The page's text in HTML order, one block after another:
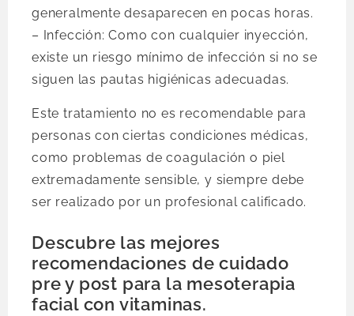
generalmente desaparecen en pocas horas.
– Infección: Como con cualquier inyección,
existe un riesgo mínimo de infección si no se
siguen las pautas higiénicas adecuadas.
Este tratamiento no es recomendable para
personas con ciertas condiciones médicas,
como problemas de coagulación o piel
extremadamente sensible, y siempre debe
ser realizado por un profesional calificado.
Descubre las mejores
recomendaciones de cuidado
pre y post para la mesoterapia
facial con vitaminas.